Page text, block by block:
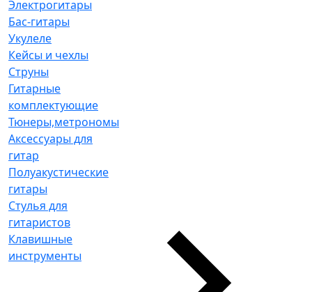
Электрогитары
Бас-гитары
Укулеле
Кейсы и чехлы
Струны
Гитарные
комплектующие
Тюнеры,метрономы
Аксессуары для
гитар
Полуакустические
гитары
Стулья для
гитаристов
Клавишные
инструменты